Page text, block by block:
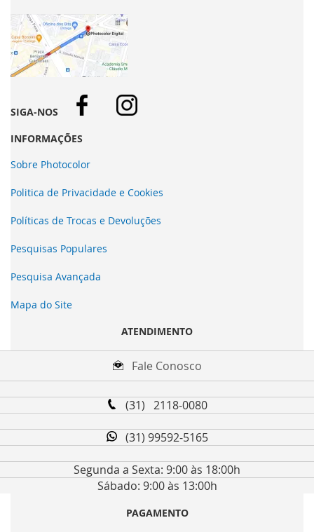
SIGA-NOS
INFORMAÇÕES
Sobre Photocolor
Politica de Privacidade e Cookies
Políticas de Trocas e Devoluções
Pesquisas Populares
Pesquisa Avançada
Mapa do Site
ATENDIMENTO
Fale Conosco
(31) 2118-0080
(31) 99592-5165
Segunda a Sexta: 9:00 às 18:00h
Sábado: 9:00 às 13:00h
PAGAMENTO